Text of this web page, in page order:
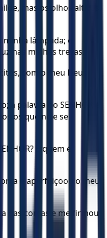
mas os olhos altivos,
lâmpada; o
nas minhas trevas.
com o meu Deus
a palavra do SENHOR é
os que nele se
E quem é
e aperfeiçoou o meu
das corças e me firmou